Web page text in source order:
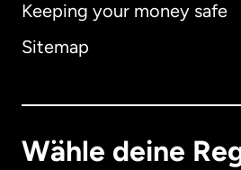
Keeping your money safe
Sitemap
Wähle deine
Australien